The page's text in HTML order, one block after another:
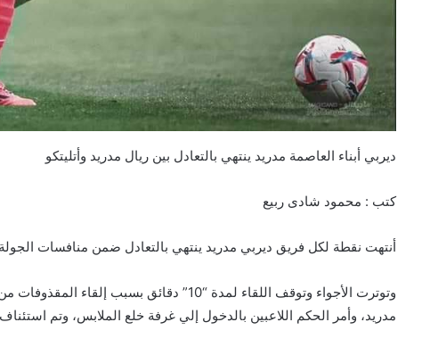
ديربي أبناء العاصمة مدريد ينتهي بالتعادل بين ريال مدريد وأتليتكو
كتب : محمود شادى ربيع
أنتهت نقطة لكل فريق ديربي مدريد ينتهي بالتعادل ضمن منافسات الجولة
وتوترت الأجواء وتوقف اللقاء لمدة “10” دقائق
مدريد، وأمر الحكم اللاعبين بالدخول إلي غرفة خلع الملابس، وتم